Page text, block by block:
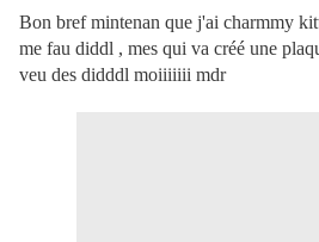
Bon bref mintenan que j'ai charmmy
me fau diddl , mes qui va créé une
veu des didddl moiiiiiii mdr